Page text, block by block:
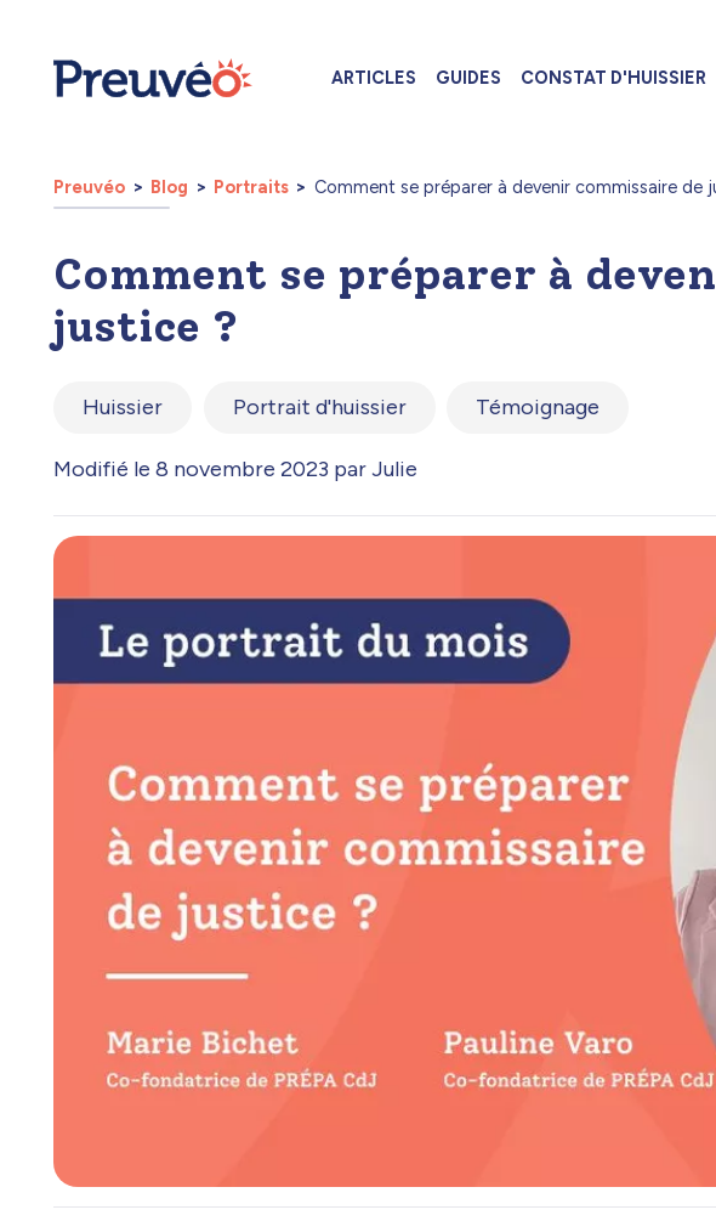
ARTICLES GUIDES CONSTAT D'HUISSIER
Preuvéo Blog Portraits Comment se préparer à devenir commissaire de
Comment se préparer à
justice ?
Huissier Portrait d'huissier Témoignage
Modifié le 8 novembre 2023 par Julie